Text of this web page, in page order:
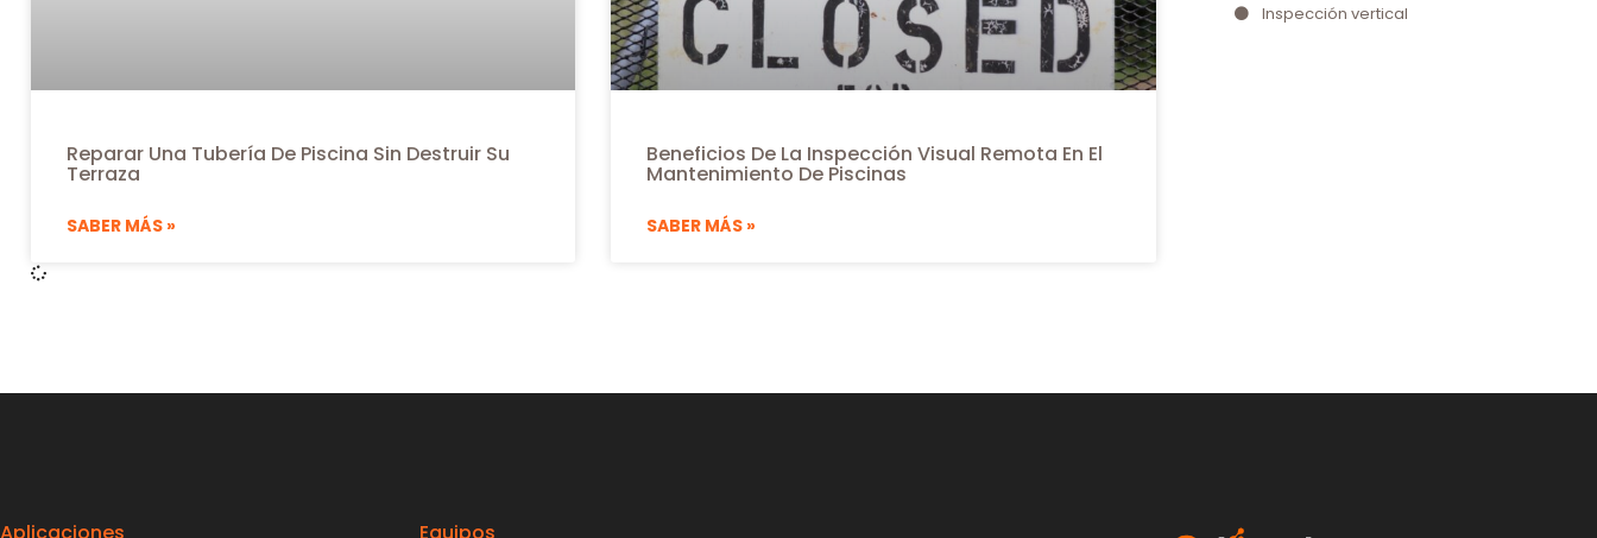
Reparar Una Tubería De Piscina Sin Destruir Su
Terraza
SABER MÁS »
Beneficios De La Inspección Visual Remota En El
Mantenimiento De Piscinas
SABER MÁS »
Inspección vertical